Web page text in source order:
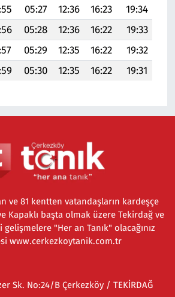
05:27 12:36 16:23 19:34
05:28 12:36 16:22 19:33
05:29 12:35 16:22 19:32
05:30 12:35 16:22 19:31
ve 81 kentten vatandaşların kardeşçe
Kapaklı başta olmak üzere Tekirdağ ve
"Her an Tanık" olacağınız
www.cerkezkoytanik.com.tr
Sk. No:24/B Çerkezköy / TEKİRDAĞ